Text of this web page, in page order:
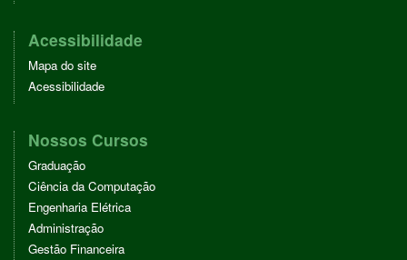
Acessibilidade
Mapa do site
Acessibilidade
Nossos Cursos
Graduação
Ciência da Computação
Engenharia Elétrica
Administração
Gestão Financeira